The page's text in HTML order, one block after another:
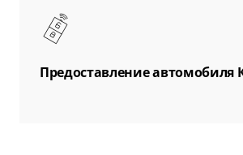
Предоставление автомобиля